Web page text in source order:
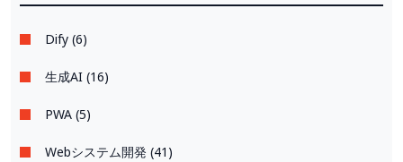
Dify (6)
生成AI (16)
PWA (5)
Webシステム開発 (41)